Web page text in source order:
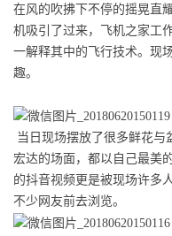
在风的吹拂下不停的摇晃直
机吸引了过来，飞机之家工
一解释其中的飞行技术。现
趣。
当日现场摆放了很多鲜花
宏达的场面，都以自己最美
的抖音视频更是被现场许多
不少网友前去浏览。